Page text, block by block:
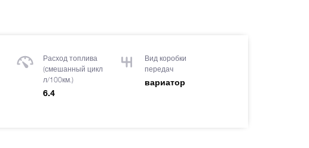
Расход топлива
(смешанный цикл
л/100км.)
6.4
Вид коробки
передач
вариатор